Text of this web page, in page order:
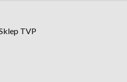
TVP